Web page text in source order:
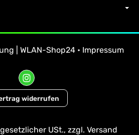
| WLAN-Shop24 • Impressum
widerrufen
USt., zzgl. Versand